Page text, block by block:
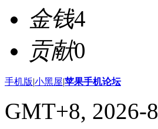
金钱4
贡献0
手机版|小黑屋|苹果手机论坛
GMT+8, 2026-